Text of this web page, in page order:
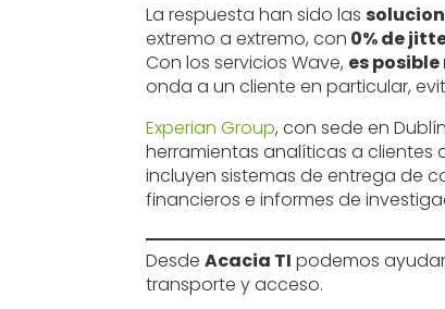
La respuesta han sido las
extremo a extremo, con 0% de
Con los servicios Wave, es
onda a un cliente en particular,
Experian Group, con sede en
herramientas analíticas a clientes
incluyen sistemas de entrega de
financieros e informes de
DesdeAcacia TI podemos
transporte y acceso.